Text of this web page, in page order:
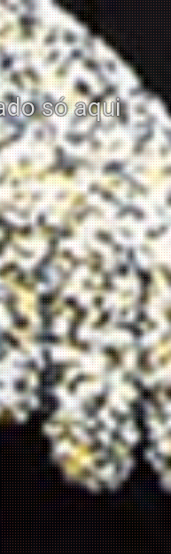
só aqui